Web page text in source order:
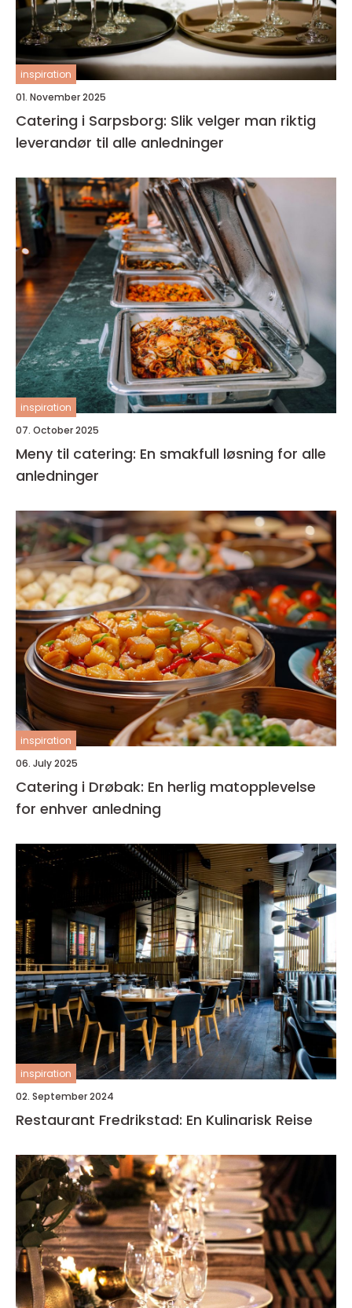
inspiration
01. November 2025
Catering i Sarpsborg: Slik velger man riktig
leverandør til alle anledninger
inspiration
07. October 2025
Meny til catering: En smakfull løsning for alle
anledninger
inspiration
06. July 2025
Catering i Drøbak: En herlig matopplevelse
for enhver anledning
inspiration
02. September 2024
Restaurant Fredrikstad: En Kulinarisk Reise